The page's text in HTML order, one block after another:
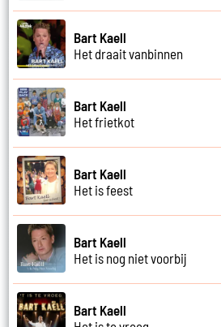
Bart Kaell
Het draait vanbinnen
Bart Kaell
Het frietkot
Bart Kaell
Het is feest
Bart Kaell
Het is nog niet voorbij
Bart Kaell